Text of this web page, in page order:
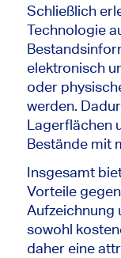
Schließlich
Technologie
elektronisch
oder
werden.
Lagerflächen
Bestände mit
Insgesamt
Vorteile
Aufzeichnung
sowohl
daher eine